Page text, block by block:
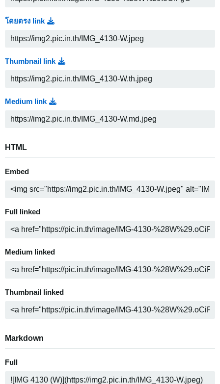
โดยตรง link
Thumbnail link
Medium link
HTML
Embed
Full linked
Medium linked
Thumbnail linked
Markdown
Full